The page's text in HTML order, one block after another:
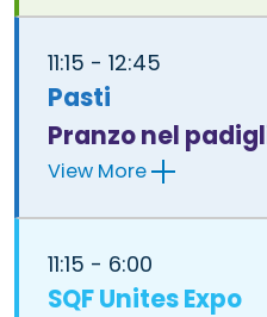
11:15 - 12:45
Pasti
Pranzo nel
View More
11:15 - 6:00
SQF Unites Expo